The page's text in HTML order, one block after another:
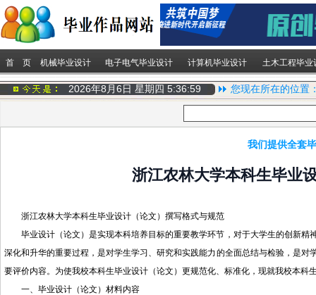
首 页 机械毕业设计 电子电气毕业设计 计算机毕业设计 土木工程毕业
2026年8月6日 星期四 5:37:0 您现在所在的位置
我们提供全套
浙江农林大学本科生毕业
浙江农林大学本科生毕业设计（论文）撰写格式与规范
毕业设计（论文）是实现本科培养目标的重要教学环节，对于大学生的创新
深化和升华的重要过程，是对学生学习、研究和实践能力的全面总结与检验，是
要评价内容。为使我校本科生毕业设计（论文）更规范化、标准化，现就我校本科
一、毕业设计（论文）材料内容